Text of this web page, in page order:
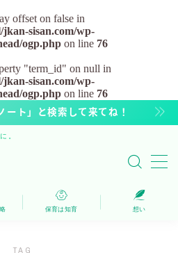
offset on false in
jkan-sisan.com/wp-
ogp.php on line 76
"term_id" on null in
jkan-sisan.com/wp-
ogp.php on line 76
ート」と検索して来てね！
。
保育は知育 想い
TAG